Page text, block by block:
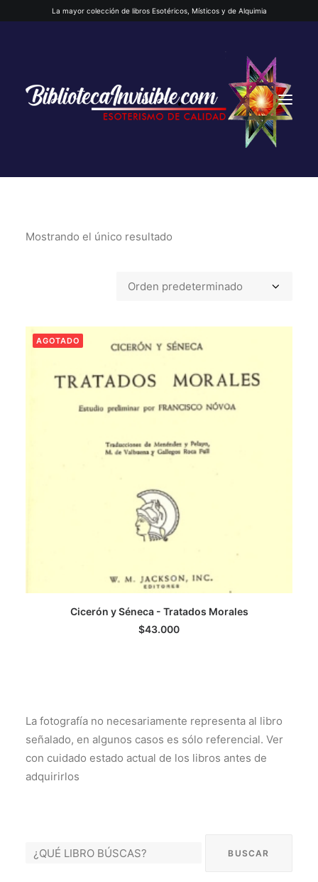
La mayor colección de libros Esotéricos, Místicos y de Alquimia
INICIO
CATEGORÍAS
Mostrando el único resultado
AGOTADO
LEER MÁS
Cicerón y Séneca - Tratados Morales
$43.000
La fotografía no necesariamente representa al libro
señalado, en algunos casos es sólo referencial. Ver
con cuidado estado actual de los libros antes de
adquirirlos